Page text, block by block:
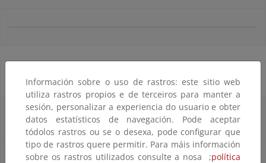
Bibliotecas
Biblioteca del Centro Administrativo El Acebuche
Información sobre o uso de rastros: este sitio web
utiliza rastros propios e de terceiros para manter a
sesión, personalizar a experiencia do usuario e obter
datos estatísticos de navegación. Pode aceptar
tódolos rastros ou se o desexa, pode configurar que
tipo de rastros quere permitir. Para máis información
sobre os rastros utilizados consulte a nosa ;política